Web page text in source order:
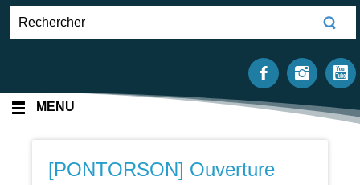
MENU
[PONTORSON] Ouverture